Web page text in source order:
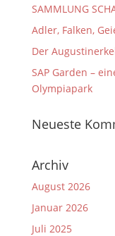
SAMMLUNG
Adler, Falken,
Der
SAP Garden –
Olympiapark
Neueste
Archiv
August 2026
Januar 2026
Juli 2025